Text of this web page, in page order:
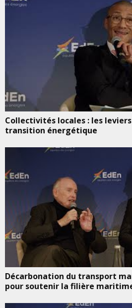
Collectivités locales : les
transition énergétique
Décarbonation du transport
pour soutenir la filière